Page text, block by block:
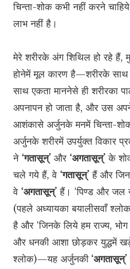
चिन्ता-शोक कभी नहीं करने
लाभ नहीं है।
मेरे शरीरके अंग शिथिल हो रहे हैं,
होनेमें मूल कारण है—शरीरके साथ
साथ एकता माननेसे ही शरीरका
अपनापन हो जाता है, और उस
आशंकासे अर्जुनके मनमें चिन्ता-
अर्जुनके शरीरमें उपर्युक्त विकार
ने ‘गतासून्’ और ‘अगतासून्’ के
चले गये हैं, वे ‘गतासून्’ हैं और
वे ‘अगतासून्’ हैं। ‘पिण्ड और जल
(पहले अध्यायका बयालीसवाँ
है और ‘जिनके लिये हम राज्य,
और धनकी आशा छोड़कर युद्धमें
श्लोक)—यह अर्जुनकी ‘अगतासून्’